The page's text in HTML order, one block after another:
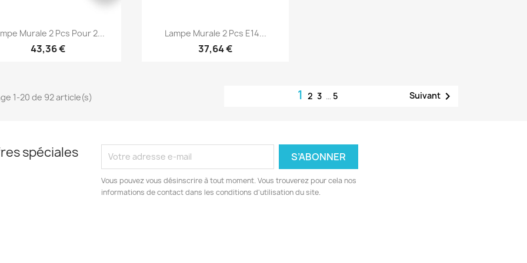
Aperçu rapide
Murale 2 Pcs Pour 2...
43,36 €
Aperçu rapide
Lampe Murale 2 Pcs E14...
37,64 €
1-20 de 92 article(s) 123 … 5 Suivant
spéciales
Vous pouvez vous désinscrire à tout moment. Vous trouverez pour cela nos
informations de contact dans les conditions d'utilisation du site.